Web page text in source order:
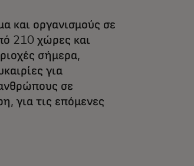
και οργανισμούς σε
210 χώρες και
σήμερα,
για
σε
για τις επόμενες